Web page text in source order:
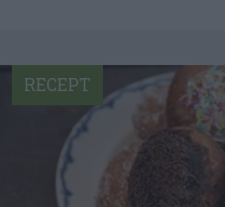
RECEPT